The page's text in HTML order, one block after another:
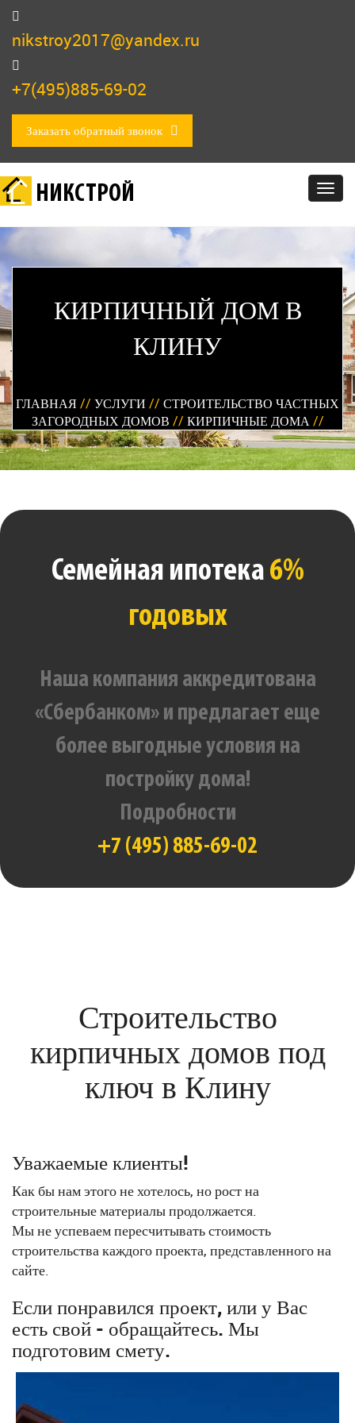
nikstroy2017@yandex.ru
+7(495)885-69-02
Заказать обратный звонок
НИКСТРОЙ
КИРПИЧНЫЙ ДОМ В
КЛИНУ
ГЛАВНАЯ// УСЛУГИ // СТРОИТЕЛЬСТВО ЧАСТНЫХ
ЗАГОРОДНЫХ ДОМОВ // КИРПИЧНЫЕ ДОМА //
Семейная ипотека 6%
годовых
Наша компания аккредитована
«Сбербанком» и предлагает еще
более выгодные условия на
постройку дома!
Подробности
+7 (495) 885-69-02
Строительство
кирпичных домов под
ключ в Клину
Уважаемые клиенты!
Как бы нам этого не хотелось, но рост на
строительные материалы продолжается.
Мы не успеваем пересчитывать стоимость
строительства каждого проекта, представленного на
сайте.
Если понравился проект, или у Вас
есть свой - обращайтесь. Мы
подготовим смету.